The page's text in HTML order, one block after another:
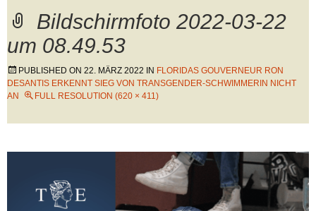
Bildschirmfoto 2022-03-22
um 08.49.53
PUBLISHED ON 22. MÄRZ 2022 IN FLORIDAS GOUVERNEUR RON
DESANTIS ERKENNT SIEG VON TRANSGENDER-SCHWIMMERIN NICHT
AN
FULL RESOLUTION (620 × 411)